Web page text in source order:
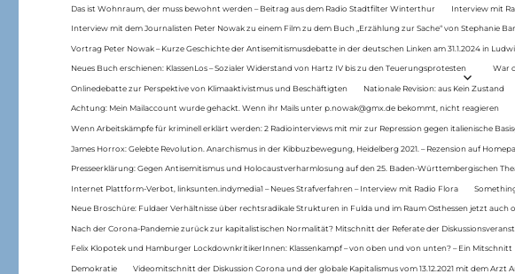
Das ist Wohnraum, der muss bewohnt werden – Beitrag aus dem Radio Stadtfilter Winterthur Interview mit
Interview mit dem Journalisten Peter Nowak zu einem Film zu dem Buch „Erzählung zur Sache“ von Stephanie
Vortrag Peter Nowak – Kurze Geschichte der Antisemitismusdebatte in der deutschen Linken am 31.1.2024 in
Neues Buch erschienen: KlassenLos – Sozialer Widerstand von Hartz IV bis zu den Teuerungsprotesten War
Onlinedebatte zur Perspektive von Klimaaktivistmus und Beschäftigten Nationale Revision: aus Kein Zustand
Achtung: Mein Mailaccount wurde gehackt. Wenn ihr Mails unter p.nowak@gmx.de bekommt, nicht reagieren
Wenn Arbeitskämpfe für kriminell erklärt werden: 2 Radiointerviews mit mir zur Repression gegen italienische
James Horrox: Gelebte Revolution. Anarchismus in der Kibbuzbewegung, Heidelberg 2021. – Rezension auf
Presseerklärung: Gegen Antisemitismus und Holocaustverharmlosung auf den 25. Baden-Württembergischen
Internet Plattform-Verbot, linksunten.indymedia1 – Neues Strafverfahren – Interview mit Radio Flora
Neue Broschüre: Fuldaer Verhältnisse über rechtsradikale Strukturen in Fulda und im Raum Osthessen jetzt auch
Nach der Corona-Pandemie zurück zur kapitalistischen Normalität? Mitschnitt der Referate der
Felix Klopotek und Hamburger LockdownkritikerInnen: Klassenkampf – von oben und von unten? – Ein Mitschnitt
Demokratie Videomitschnitt der Diskussion Corona und der globale Kapitalismus vom 13.12.2021 mit dem